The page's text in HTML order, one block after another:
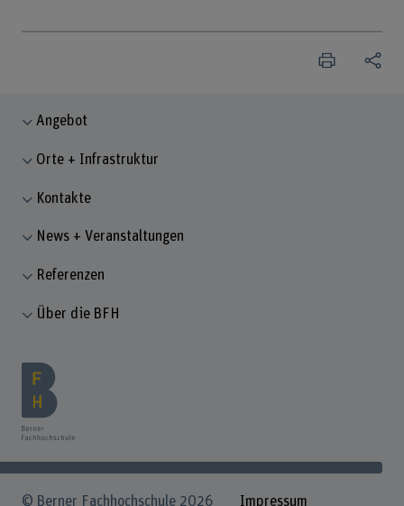
Angebot
Orte + Infrastruktur
Kontakte
News + Veranstaltungen
Referenzen
Über die BFH
© Berner Fachhochschule 2026 Impressum